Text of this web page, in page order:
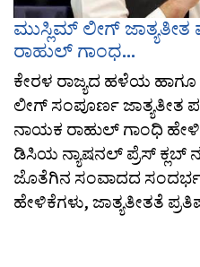
ಮುಸ್ಲಿಮ್ ಲೀಗ್ ಜಾತ್ಯತೀತ
ರಾಹುಲ್ ಗಾಂಧ...
ಕೇರಳ ರಾಜ್ಯದ ಹಳೆಯ ಹಾಗೂ
ಲೀಗ್ ಸಂಪೂರ್ಣ ಜಾತ್ಯತೀತ
ನಾಯಕ ರಾಹುಲ್ ಗಾಂಧಿ
ಡಿಸಿಯ ನ್ಯಾಷನಲ್ ಪ್ರೆಸ್ ಕ್ಲಬ್‌
ಜೊತೆಗಿನ ಸಂವಾದದ
ಹೇಳಿಕೆಗಳು, ಜಾತ್ಯತೀತತೆ